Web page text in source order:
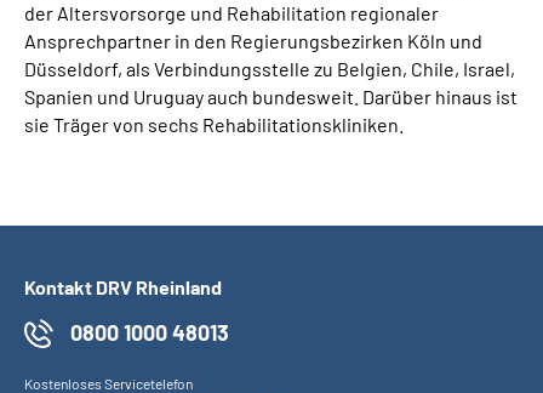
der Altersvorsorge und Rehabilitation regionaler
Ansprechpartner in den Regierungsbezirken Köln und
Düsseldorf, als Verbindungsstelle zu Belgien, Chile, Israel,
Spanien und Uruguay auch bundesweit. Darüber hinaus ist
sie Träger von sechs Rehabilitationskliniken.
Kontakt DRV Rheinland
0800 1000 48013
Kostenloses Servicetelefon